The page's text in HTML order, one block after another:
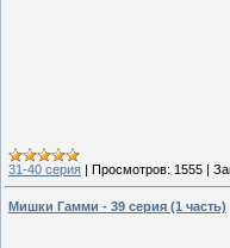
31-40 серия Просмотров: 1555
Мишки Гамми - 39 серия (1 часть)